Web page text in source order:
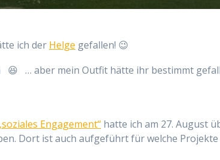
ich der Helge gefallen! 😉
😆 … aber mein Outfit hätte ihr bestimmt
Engagement“ hatte ich am 27. August
Dort ist auch aufgeführt für welche Projekte